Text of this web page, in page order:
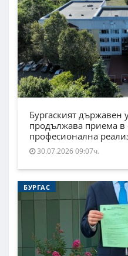
Бургаският държавен
продължава приема в
професионална
30.07.2026 09:07ч.
БУРГАС